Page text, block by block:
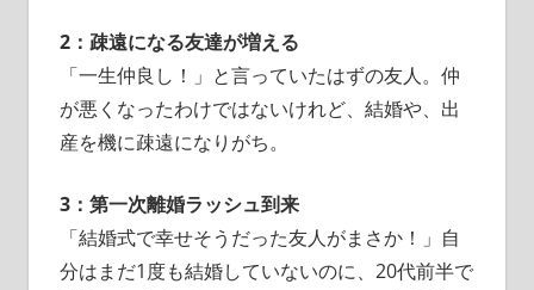
2：疎遠になる友達が増える
「一生仲良し！」と言っていたはずの友人。仲
が悪くなったわけではないけれど、結婚や、出
産を機に疎遠になりがち。
3：第一次離婚ラッシュ到来
「結婚式で幸せそうだった友人がまさか！」自
分はまだ1度も結婚していないのに、20代前半で